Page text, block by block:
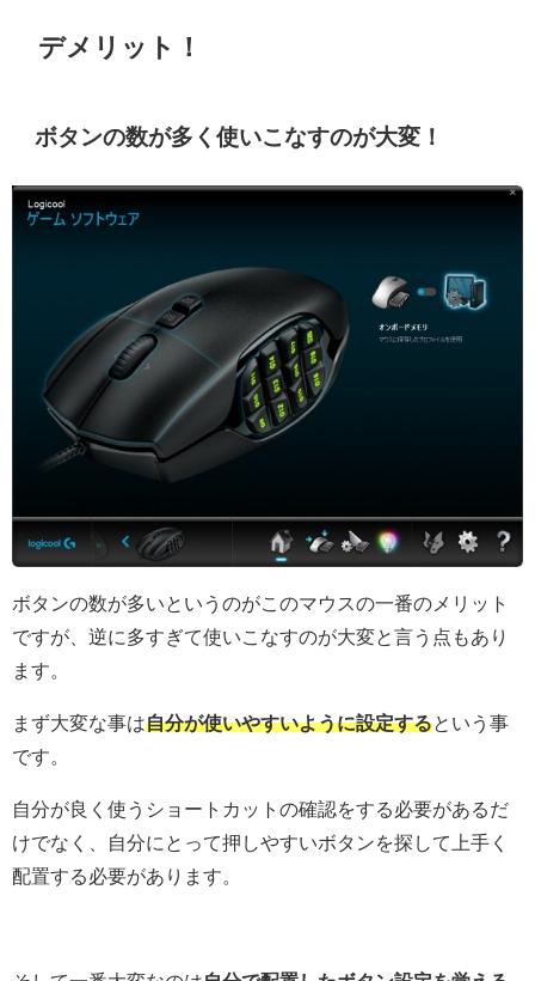
デメリット！
ボタンの数が多く使いこなすのが大変！
ボタンの数が多いというのがこのマウスの一番のメリット
ですが、逆に多すぎて使いこなすのが大変と言う点もあり
ます。
まず大変な事は自分が使いやすいように設定するという事
です。
自分が良く使うショートカットの確認をする必要があるだ
けでなく、自分にとって押しやすいボタンを探して上手く
配置する必要があります。